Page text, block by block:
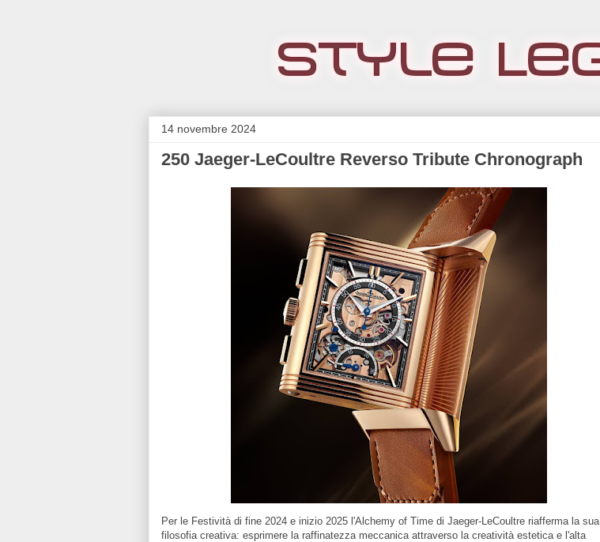
14 novembre 2024
250 Jaeger-LeCoultre Reverso Tribute Chronograph
Per le Festività di fine 2024 e inizio 2025 l'Alchemy of Time di Jaeger-LeCoultre riafferma la sua
filosofia creativa: esprimere la raffinatezza meccanica attraverso la creatività estetica e l'alta